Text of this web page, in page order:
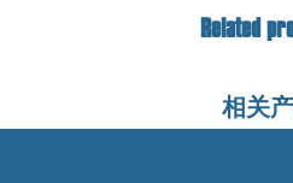
Related
相关